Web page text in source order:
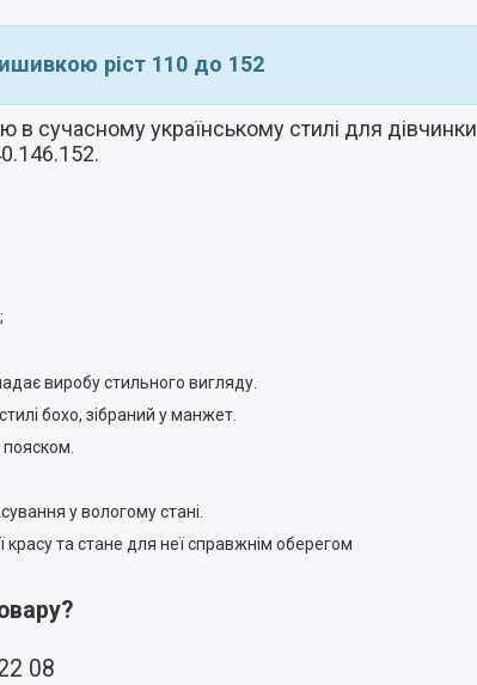
ріст 110 до 152
сучасному українському стилі для дівчинки
виробу стильного вигляду.
бохо, зібраний у манжет.
пояском.
у вологому стані.
красу та стане для неї справжнім оберегом
08